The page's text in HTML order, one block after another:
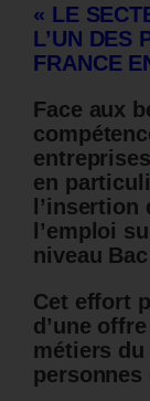
« LE
L’UN DES
FRANCE
Face aux
entreprises
en
l’emploi
niveau
Cet effort
d’une
métiers
personnes